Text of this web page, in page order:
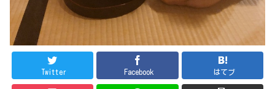
Twitter Facebook はてブ